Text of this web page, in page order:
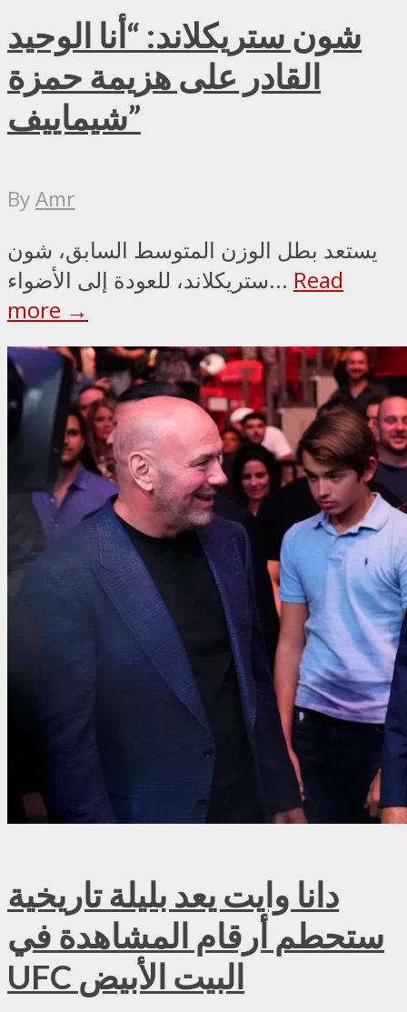
شون ستريكلاند: “أنا الوحيد
القادر على هزيمة حمزة
شيماييف”
ByAmr
يستعد بطل الوزن المتوسط السابق، شون
ستريكلاند، للعودة إلى الأضواء... Read
more →
دانا وايت يعد بليلة تاريخية
ستحطم أرقام المشاهدة في
UFC البيت الأبيض